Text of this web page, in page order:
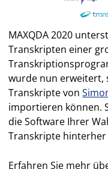
MAXQDA 2020
Transkripten einer
wurde nun erweitert,
Transkripte von
importieren können.
die Software Ihrer
Transkripte hinterher
Erfahren Sie mehr